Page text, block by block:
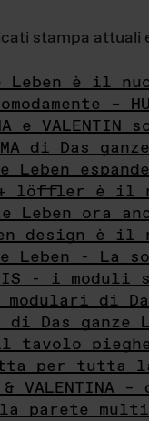
stampa attuali
Leben è il
–
e
di Das
Leben
+ löffler è il
Leben ora
design è il
Leben - La
- i moduli
di
Das ganze
il tavolo
per tutta
&
la parete